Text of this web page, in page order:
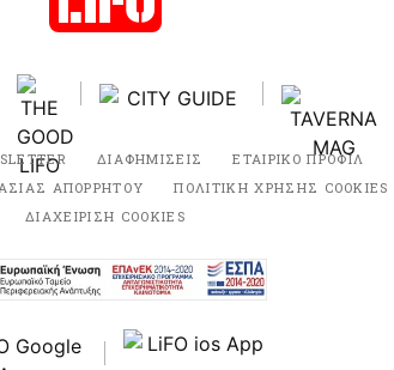
ΔΙΑΦΗΜΙΣΕΙΣ ΕΤΑΙΡΙΚΟ ΠΡΟΦΙΛ
ΑΠΟΡΡΗΤΟΥ
ΠΟΛΙΤΙΚΗ ΧΡΗΣΗΣ COOKIES
ΔΙΑΧΕΙΡΙΣΗ COOKIES